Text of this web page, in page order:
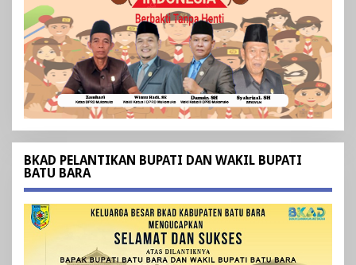
BKAD PELANTIKAN BUPATI DAN WAKIL BUPATI
BATU BARA